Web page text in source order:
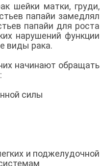
шейки матки, груди,
папайи замедлял
папайи для роста
нарушений функции
виды рака.
начинают обращать
силы
и поджелудочной